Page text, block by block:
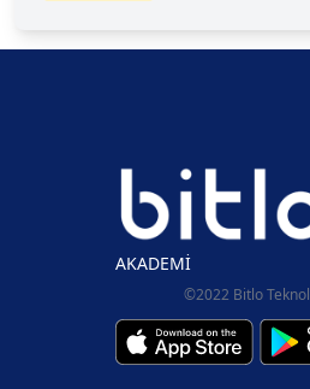
AKADEMİ
©2022 Bitlo